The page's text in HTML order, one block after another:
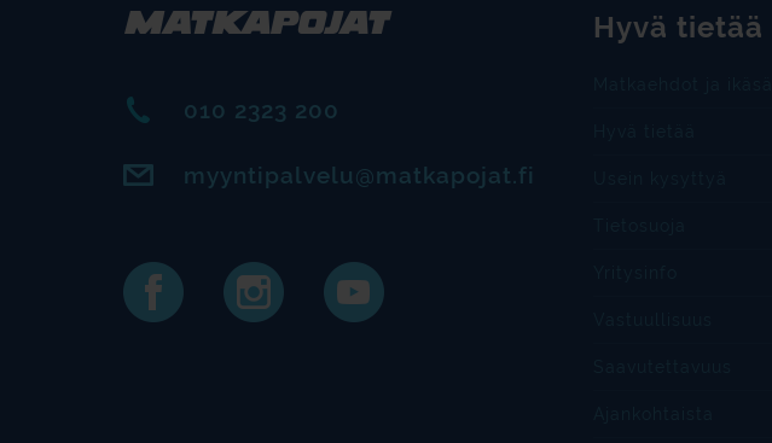
010 2323 200
myyntipalvelu@matkapojat.fi
Hyvä tietää